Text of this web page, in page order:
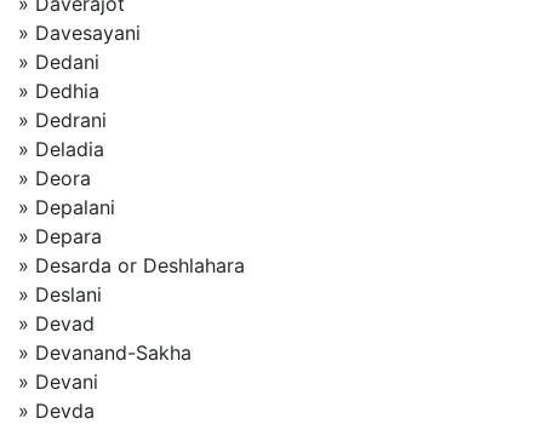
» Davesayani
» Dedani
» Dedhia
» Dedrani
» Deladia
» Deora
» Depalani
» Depara
» Desarda or Deshlahara
» Deslani
» Devad
» Devanand-Sakha
» Devani
» Devda